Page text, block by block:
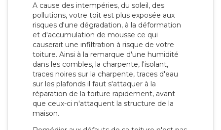
A cause des intempéries, du soleil, des
pollutions, votre toit est plus exposée aux
risques d'une dégradation, à la déformation
et d'accumulation de mousse ce qui
causerait une infiltration à risque de votre
toiture. Ainsi à la remarque d'une humidité
dans les combles, la charpente, l'isolant,
traces noires sur la charpente, traces d'eau
sur les plafonds il faut s'attaquer à la
réparation de la toiture rapidement, avant
que ceux-ci n'attaquent la structure de la
maison.